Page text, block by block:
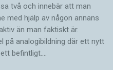
två och innebär att man
med hjälp av någon annans
än man faktiskt är.
på analogibildning där ett nytt
befintligt.…